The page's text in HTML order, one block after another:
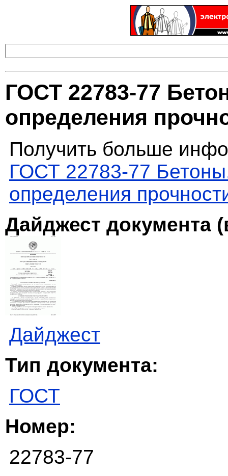
ГОСТ 22783-77
определения
Получить больше
ГОСТ 22783-77
определения
Дайджест документа
Дайджест
Тип документа:
ГОСТ
Номер:
22783-77